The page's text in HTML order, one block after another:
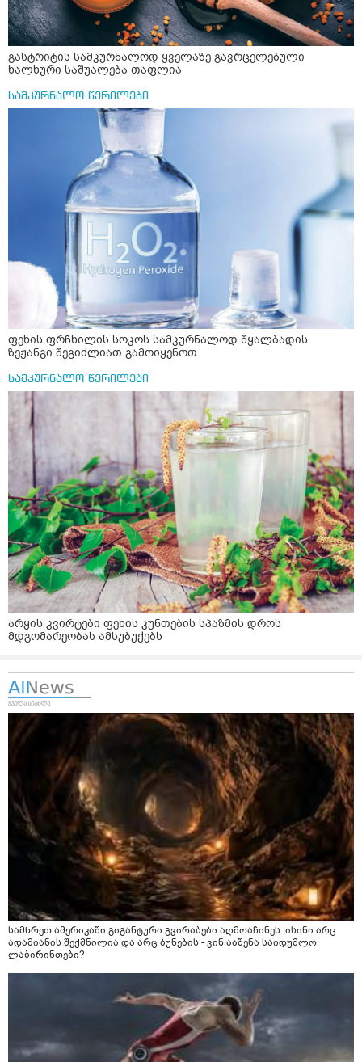
გასტრიტის სამკურნალოდ ყველაზე გავრცელებული
ხალხური საშუალება თაფლია
სამკურნალო წერილები
ფეხის ფრჩხილის სოკოს სამკურნალოდ წყალბადის
ზეჟანგი შეგიძლიათ გამოიყენოთ
სამკურნალო წერილები
არყის კვირტები ფეხის კუნთების სპაზმის დროს
მდგომარეობას ამსუბუქებს
სამხრეთ ამერიკაში გიგანტური გვირაბები აღმოაჩინეს: ისინი არც
ადამიანის შექმნილია და არც ბუნების - ვინ ააშენა საიდუმლო
ლაბირინთები?